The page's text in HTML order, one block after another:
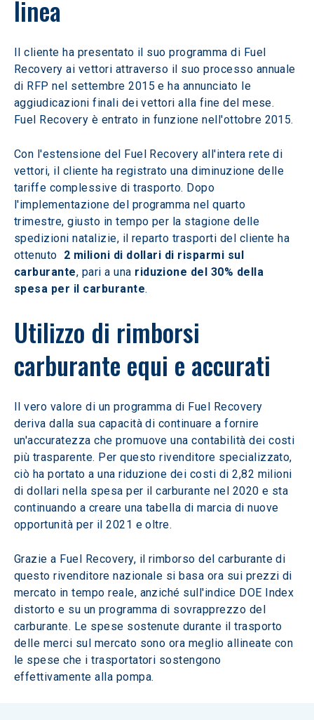
linea
Il cliente ha presentato il suo programma di Fuel
Recovery ai vettori attraverso il suo processo annuale
di RFP nel settembre 2015 e ha annunciato le
aggiudicazioni finali dei vettori alla fine del mese.
Fuel Recovery è entrato in funzione nell'ottobre 2015.
Con l'estensione del Fuel Recovery all'intera rete di
vettori, il cliente ha registrato una diminuzione delle
tariffe complessive di trasporto. Dopo
l'implementazione del programma nel quarto
trimestre, giusto in tempo per la stagione delle
spedizioni natalizie, il reparto trasporti del cliente ha
ottenuto 2 milioni di dollari di risparmi sul
carburante, pari a una riduzione del 30% della
spesa per il carburante.
Utilizzo di rimborsi
carburante equi e accurati
Il vero valore di un programma di Fuel Recovery
deriva dalla sua capacità di continuare a fornire
un'accuratezza che promuove una contabilità dei costi
più trasparente. Per questo rivenditore specializzato,
ciò ha portato a una riduzione dei costi di 2,82 milioni
di dollari nella spesa per il carburante nel 2020 e sta
continuando a creare una tabella di marcia di nuove
opportunità per il 2021 e oltre.
Grazie a Fuel Recovery, il rimborso del carburante di
questo rivenditore nazionale si basa ora sui prezzi di
mercato in tempo reale, anziché sull'indice DOE Index
distorto e su un programma di sovrapprezzo del
carburante. Le spese sostenute durante il trasporto
delle merci sul mercato sono ora meglio allineate con
le spese che i trasportatori sostengono
effettivamente alla pompa.